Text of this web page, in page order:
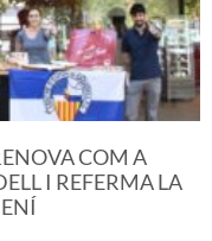
COM A
I REFERMA LA